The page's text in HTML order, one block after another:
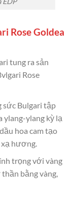
Rose Goldea
tung ra sản
Rose
sức Bulgari tập
ylang-ylang kỳ lạ
hoa cam tạo
hương.
trọng với vàng
bằng vàng,